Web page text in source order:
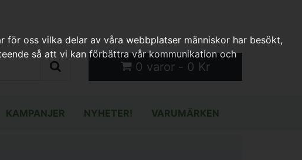
0 varor - 0 Kr
KAMPANJER NYHETER! VARUMÄRKEN
oss vilka delar av våra webbplatser människor har besökt,
så att vi kan förbättra vår kommunikation och